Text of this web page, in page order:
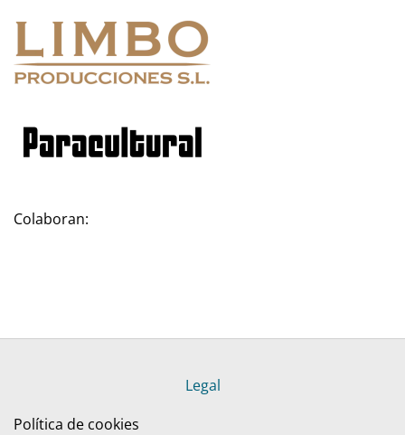
Colaboran:
Legal
Política de cookies